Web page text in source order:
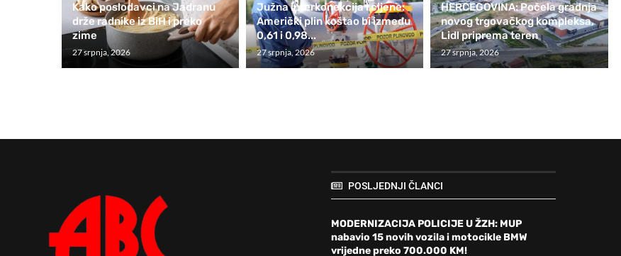
Kako poslodavci na Jadranu
drže radnike iz BiH i preko
zime
27 srpnja, 2026
Južna interkonekcija i cijene:
Američki plin koštao bi između
0,61 i 0,98...
27 srpnja, 2026
HERCEGOVINA: Počela gradnja
novog trgovačkog kompleksa,
Lidl priprema teren
27 srpnja, 2026
POSLJEDNJI ČLANCI
MODERNIZACIJA POLICIJE U ŽZH: MUP
nabavio 15 novih vozila i motocikle BMW
vrijedne preko 700.000 KM!